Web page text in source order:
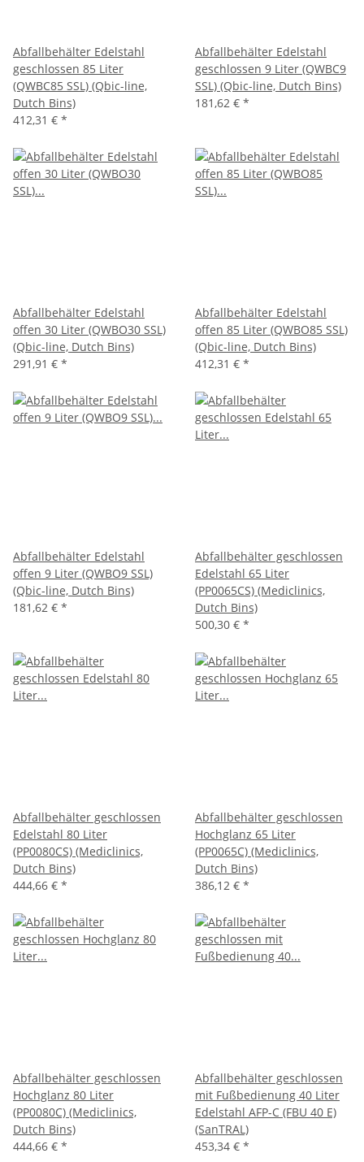
Abfallbehälter Edelstahl
geschlossen 85 Liter
(QWBC85 SSL) (Qbic-line,
Dutch Bins)
412,31 € *
Abfallbehälter Edelstahl
geschlossen 9 Liter (QWBC9
SSL) (Qbic-line, Dutch Bins)
181,62 € *
Abfallbehälter Edelstahl
offen 30 Liter (QWBO30 SSL)
(Qbic-line, Dutch Bins)
291,91 € *
Abfallbehälter Edelstahl
offen 85 Liter (QWBO85 SSL)
(Qbic-line, Dutch Bins)
412,31 € *
Abfallbehälter Edelstahl
offen 9 Liter (QWBO9 SSL)
(Qbic-line, Dutch Bins)
181,62 € *
Abfallbehälter geschlossen
Edelstahl 65 Liter
(PP0065CS) (Mediclinics,
Dutch Bins)
500,30 € *
Abfallbehälter geschlossen
Edelstahl 80 Liter
(PP0080CS) (Mediclinics,
Dutch Bins)
444,66 € *
Abfallbehälter geschlossen
Hochglanz 65 Liter
(PP0065C) (Mediclinics,
Dutch Bins)
386,12 € *
Abfallbehälter geschlossen
Hochglanz 80 Liter
(PP0080C) (Mediclinics,
Dutch Bins)
444,66 € *
Abfallbehälter geschlossen
mit Fußbedienung 40 Liter
Edelstahl AFP-C (FBU 40 E)
(SanTRAL)
453,34 € *